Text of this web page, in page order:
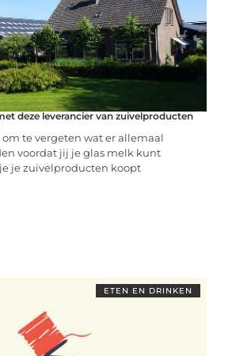
deze leverancier van zuivelproducten
te vergeten wat er allemaal
voordat jij je glas melk kunt
je zuivelproducten koopt
ETEN EN DRINKEN